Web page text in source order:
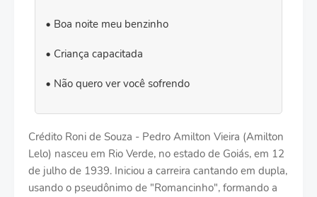
Boa noite meu benzinho
Criança capacitada
Não quero ver você sofrendo
Crédito Roni de Souza - Pedro Amilton Vieira (Amilton
Lelo) nasceu em Rio Verde, no estado de Goiás, em 12
de julho de 1939. Iniciou a carreira cantando em dupla,
usando o pseudônimo de "Romancinho", formando a